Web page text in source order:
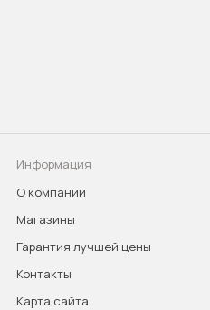
Информация
О компании
Магазины
Гарантия лучшей цены
Контакты
Карта сайта